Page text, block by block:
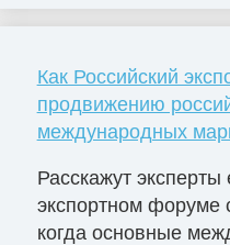
Как Российский
продвижению
международных
Расскажут
экспортном форуме
когда основные